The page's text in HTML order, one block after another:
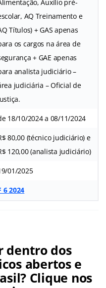
Auxílio pré-
AQ Treinamento e
Títulos) + GAS apenas
os cargos na área de
+ GAE apenas
analista judiciário –
judiciária – Oficial de
18/10/2024 a 08/11/2024
80,00 (técnico judiciário) e
120,00 (analista judiciário)
01/2025
62024
dentro dos
abertos e
Clique nos